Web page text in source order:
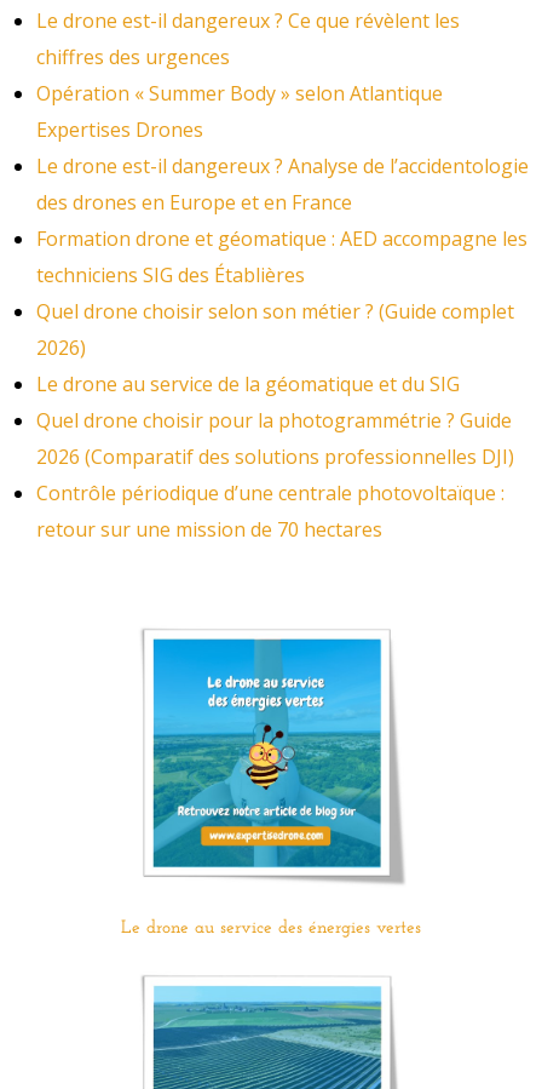
Le drone est-il dangereux ? Ce que révèlent les
chiffres des urgences
Opération « Summer Body » selon Atlantique
Expertises Drones
Le drone est-il dangereux ? Analyse de l’accidentologie
des drones en Europe et en France
Formation drone et géomatique : AED accompagne les
techniciens SIG des Établières
Quel drone choisir selon son métier ? (Guide complet
2026)
Le drone au service de la géomatique et du SIG
Quel drone choisir pour la photogrammétrie ? Guide
2026 (Comparatif des solutions professionnelles DJI)
Contrôle périodique d’une centrale photovoltaïque :
retour sur une mission de 70 hectares
Le drone au service des énergies vertes